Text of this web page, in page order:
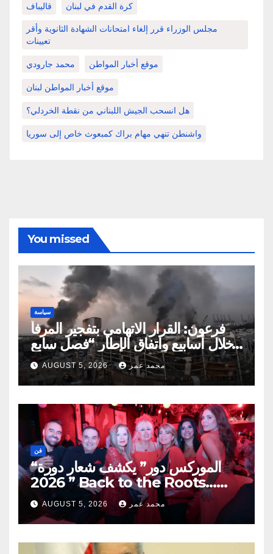
قاليباف كرة القدم في لبنان
مجلس الوزراء قرر إلغاء امتحانات الشهادة الثانوية وأقر
تعيينات
محمد جارودي موقع أخبار المواطن
موقع أخبار المواطن لبنان
هل انسحب الجيش اللبناني من نقطة الخردلي؟
واشنطن تنهي مهام براك كمبعوث خاص إلى سوريا
You missed
سياسة
فرعون: القرار الاتهامي بتفجير المرفأ
خلال أسابيع واتفاق الإطار “فصل سابع
ونصف”
AUGUST 5, 2026 محمد عمر
فن
“الموركس دور” يكشف شعار دورة
2026 ” Back to the Roots…
Eye on the Future “
AUGUST 5, 2026 محمد عمر